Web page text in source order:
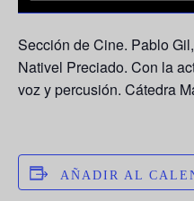
Sección de Cine. Pablo
Nativel Preciado. Con la
voz y percusión. Cátedra
AÑADIR AL